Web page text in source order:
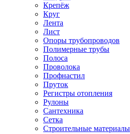
Крепёж
Круг
Лента
Лист
Опоры трубопроводов
Полимерные трубы
Полоса
Проволока
Профнастил
Пруток
Регистры отопления
Рулоны
Сантехника
Сетка
Строительные материалы